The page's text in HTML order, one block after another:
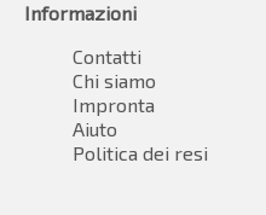
Informazioni
Contatti
Chi siamo
Impronta
Aiuto
Politica dei resi